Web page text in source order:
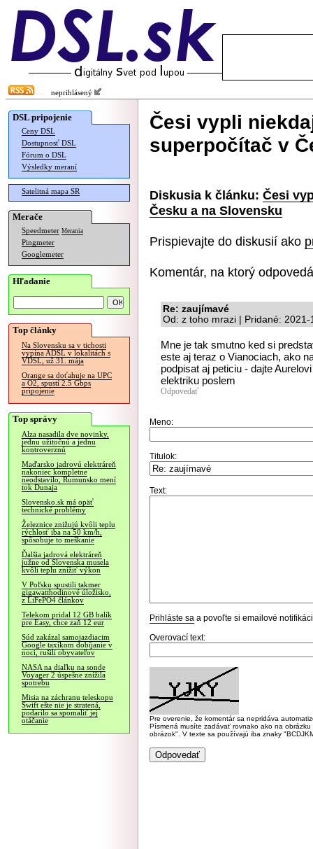
neprihlásený
DSL pripojenie
Ceny DSL
Dostupnosť DSL
Fórum o DSL
Výsledky meraní
Satelitná mapa SR
Merače
Speedmeter Merania
Pingmeter
Googlemeter
Hľadanie
Top články
Na Slovensku sa v tichosti
vypína ADSL v lokalitách s
VDSL, už 31. mája
Orange sa doťahuje na UPC
a O2, spustí 2.5 Gbps
pripojenie
Top správy
Alza nasadila dve novinky,
jednu užitočnú a jednu
kontroverznú
Maďarsko jadrovú elektráreň
nakoniec kompletne
neodstavilo, Rumunsko mení
tok Dunaja
Slovensko.sk má opäť
technické problémy
Železnice znižujú kvôli teplu
rýchlosť iba na 50 km/h,
spôsobuje to meškanie
Ďalšia jadrová elektráreň
južne od Slovenska musela
kvôli teplu znížiť výkon
V Poľsku spustili takmer
gigawatthodinové úložisko,
z LiFePO4 článkov
Telekom pridal 12 GB balík
pre Easy, chce zaň 12 eur
Súd zakázal samojazdiacim
Google taxíkom dobíjanie v
noci, rušili obyvateľov
NASA na diaľku na sonde
Voyager 2 úspešne znížila
spotrebu
Misia na záchranu teleskopu
Swift ešte nie je stratená,
podarilo sa spomaliť jej
otáčanie
Česi vypli
superpočítač v
Diskusia k článku: Česi
Česku a na Slovensku
Prispievajte do diskusií ako
Komentár, na ktorý
Re: zaujímavé
Od: z toho mrazi | Pridané:
Mne je tak smutno ked si
este aj teraz o Vianociach, ako
podpisat aj peticiu - dajte
elektriku poslem
Odpovedať
Meno:
Titulok:
Text:
Prihláste sa a povoľte si emailové
Overovací text:
Pre overenie, že komentár sa nepridáva
Písmená musíte zadávať rovnako ako na
obrázok". V texte sa používajú iba znaky